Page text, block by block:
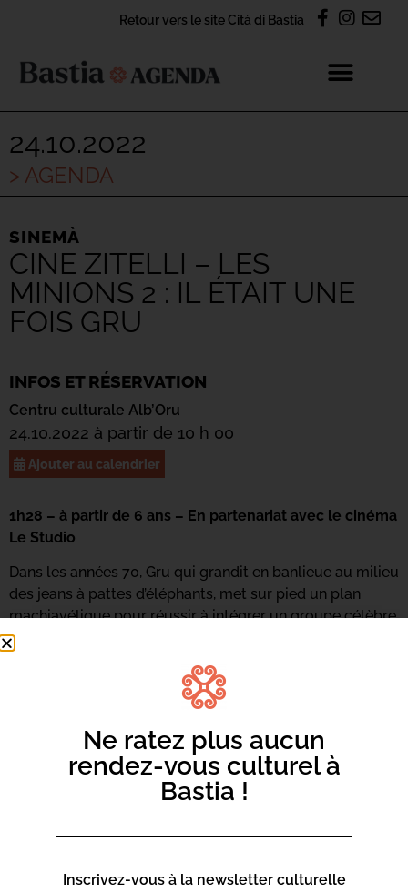
Retour vers le site Cità di Bastia
24.10.2022
> AGENDA
SINEMÀ
CINE ZITELLI – LES
MINIONS 2 : IL ÉTAIT UNE
FOIS GRU
INFOS ET RÉSERVATION
Centru culturale Alb’Oru
24.10.2022 à partir de 10 h 00
Ajouter au calendrier
1h28 – à partir de 6 ans – En partenariat avec le cinéma
Le Studio
Dans les années 70, Gru qui grandit en banlieue au milieu
des jeans à pattes d’éléphants, met sur pied un plan
machiavélique pour réussir à intégrer un groupe célèbre
de super méchants, les Vicious 6. Il est secondé dans sa
Ne ratez plus aucun
rendez-vous culturel à
Bastia !
Inscrivez-vous à la newsletter culturelle